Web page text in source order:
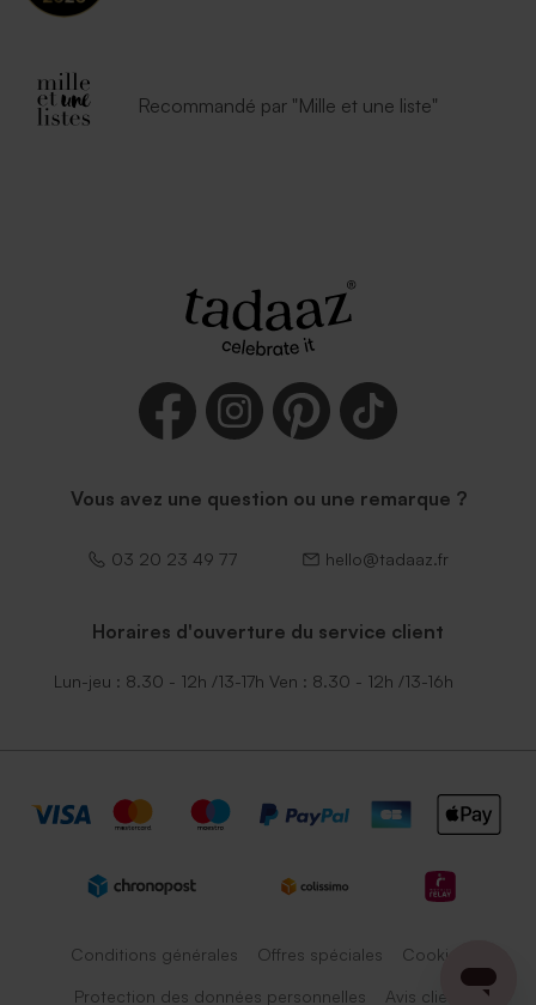
Recommandé par "Mille et une liste"
Vous avez une question ou une remarque ?
03 20 23 49 77 hello@tadaaz.fr
Horaires d'ouverture du service client
Lun-jeu : 8.30 - 12h /13-17h Ven : 8.30 - 12h /13-16h
Conditions générales Offres spéciales Cookies
Protection des données personnelles Avis client